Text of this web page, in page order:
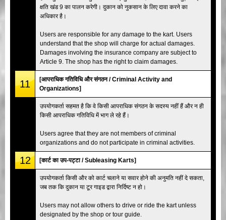
क्षति खंड 9 का पालन करेगी। दुकान को नुकसान के लिए दावा करने का
अधिकार है।
Users are responsible for any damage to the kart. Users
understand that the shop will charge for actual damages.
Damages involving the insurance company are subject to
Article 9. The shop has the right to claim damages.
11
[आपराधिक गतिविधि और संगठन / Criminal Activity and
Organizations]
उपयोगकर्ता सहमत है कि वे किसी आपराधिक संगठन के सदस्य नहीं हैं और न ही
किसी आपराधिक गतिविधि में भाग ले रहे हैं।
Users agree that they are not members of criminal
organizations and do not participate in criminal activities.
12 [कार्ट का उप-पट्टा / Subleasing Karts]
उपयोगकर्ता किसी और को कार्ट चलाने या सवार होने की अनुमति नहीं दे सकता,
जब तक कि दुकान या टूर गाइड द्वारा निर्दिष्ट न हो।
Users may not allow others to drive or ride the kart unless
designated by the shop or tour guide.